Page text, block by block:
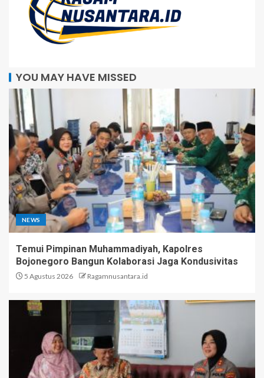
YOU MAY HAVE MISSED
NEWS
Temui Pimpinan Muhammadiyah, Kapolres
Bojonegoro Bangun Kolaborasi Jaga Kondusivitas
5 Agustus 2026 Ragamnusantara.id